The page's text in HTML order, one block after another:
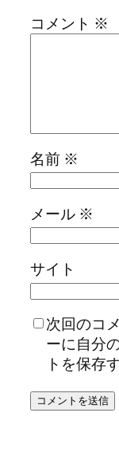
コメント ※
名前 ※
メール ※
サイト
次回のコ
ーに自分
トを保存